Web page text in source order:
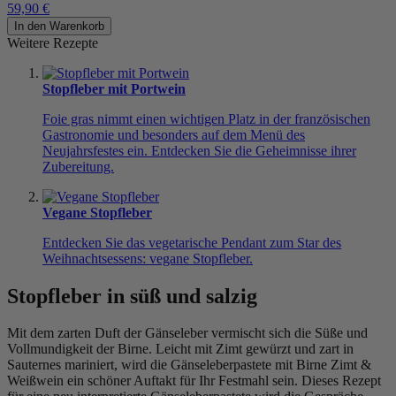
59,90 €
In den Warenkorb
Weitere Rezepte
Stopfleber mit Portwein
Foie gras nimmt einen wichtigen Platz in der französischen
Gastronomie und besonders auf dem Menü des
Neujahrsfestes ein. Entdecken Sie die Geheimnisse ihrer
Zubereitung.
Vegane Stopfleber
Entdecken Sie das vegetarische Pendant zum Star des
Weihnachtsessens: vegane Stopfleber.
Stopfleber in süß und salzig
Mit dem zarten Duft der Gänseleber vermischt sich die Süße und
Vollmundigkeit der Birne. Leicht mit Zimt gewürzt und zart in
Sauternes mariniert, wird die Gänseleberpastete mit Birne Zimt &
Weißwein ein schöner Auftakt für Ihr Festmahl sein. Dieses Rezept